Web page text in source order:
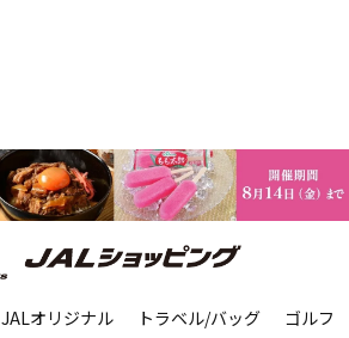
JALオリジナル トラベル/バッグ ゴルフ